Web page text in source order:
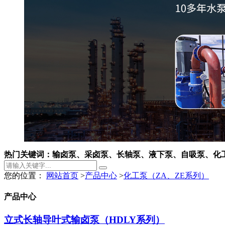
热门关键词：输卤泵、采卤泵、长轴泵、液下泵、自吸泵、化
您的位置： 网站首页 >产品中心 >化工泵（ZA、ZE系列）
产品中心
立式长轴导叶式输卤泵（HDLY系列）